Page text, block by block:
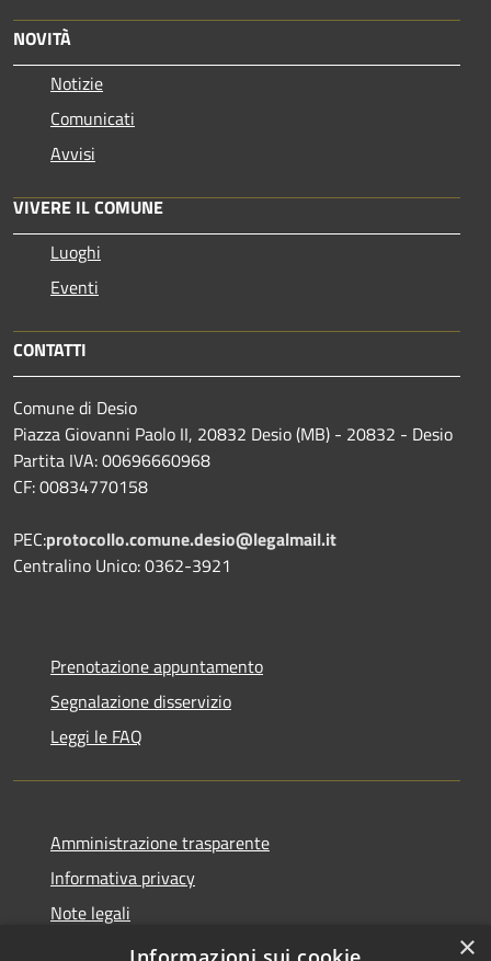
NOVITÀ
Notizie
Comunicati
Avvisi
VIVERE IL COMUNE
Luoghi
Eventi
CONTATTI
Comune di Desio
Piazza Giovanni Paolo II, 20832 Desio (MB) - 20832 - Desio
Partita IVA: 00696660968
CF: 00834770158
PEC:protocollo.comune.desio@legalmail.it
Centralino Unico: 0362-3921
Prenotazione appuntamento
Segnalazione disservizio
Leggi le FAQ
Amministrazione trasparente
Informativa privacy
Note legali
Dichiarazione di accessibilità
×